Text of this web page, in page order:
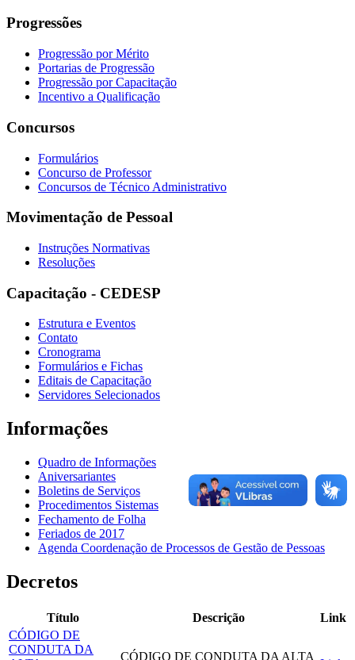
Progressões
Progressão por Mérito
Portarias de Progressão
Progressão por Capacitação
Incentivo a Qualificação
Concursos
Formulários
Concurso de Professor
Concursos de Técnico Administrativo
Movimentação de Pessoal
Instruções Normativas
Resoluções
Capacitação - CEDESP
Estrutura e Eventos
Contato
Cronograma
Formulários e Fichas
Editais de Capacitação
Servidores Selecionados
Informações
Quadro de Informações
Aniversariantes
Boletins de Serviços
Procedimentos Sistemas
Fechamento de Folha
Feriados de 2017
Agenda Coordenação de Processos de Gestão de Pessoas
Decretos
Título Descrição
Link
CÓDIGO DE
CONDUTA DA
CÓDIGO DE CONDUTA DA ALTA